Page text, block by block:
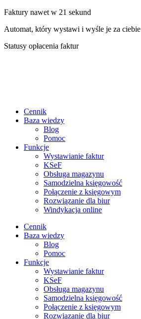
Faktury nawet w 21 sekund
Automat, który wystawi i wyśle je za ciebie
Statusy opłacenia faktur
Cennik
Baza wiedzy
Blog
Pomoc
Funkcje
Wystawianie faktur
KSeF
Obsługa magazynu
Samodzielna księgowość
Połączenie z księgowym
Rozwiązanie dla biur
Windykacja online
Cennik
Baza wiedzy
Blog
Pomoc
Funkcje
Wystawianie faktur
KSeF
Obsługa magazynu
Samodzielna księgowość
Połączenie z księgowym
Rozwiązanie dla biur